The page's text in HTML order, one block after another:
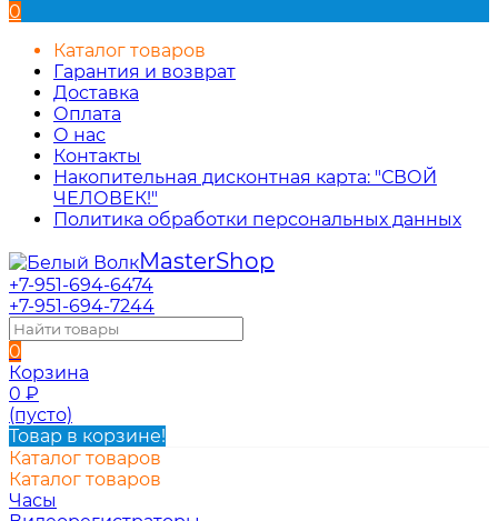
0
Каталог товаров
Гарантия и возврат
Доставка
Оплата
О нас
Контакты
Накопительная дисконтная карта: "СВОЙ
ЧЕЛОВЕК!"
Политика обработки персональных данных
MasterShop
+7-951-694-6474
+7-951-694-7244
0
Корзина
0 ₽
(пусто)
Товар в корзине!
Каталог товаров
Каталог товаров
Часы